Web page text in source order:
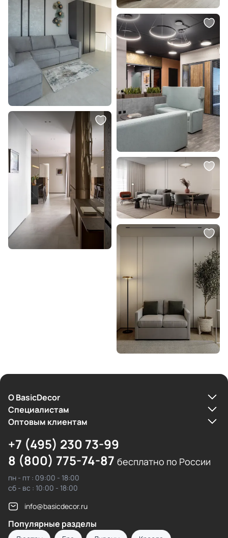
О BasicDecor
Cпециалистам
Оптовым клиентам
+7 (495) 230 73-99
8 (800) 775-74-87 бесплатно по России
пн - пт : 09:00 - 18:00
сб - вс : 10:00 - 18:00
info@basicdecor.ru
Популярные разделы